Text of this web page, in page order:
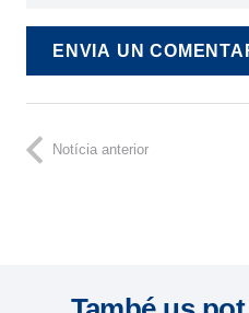
ENVIA UN
Notícia anterior